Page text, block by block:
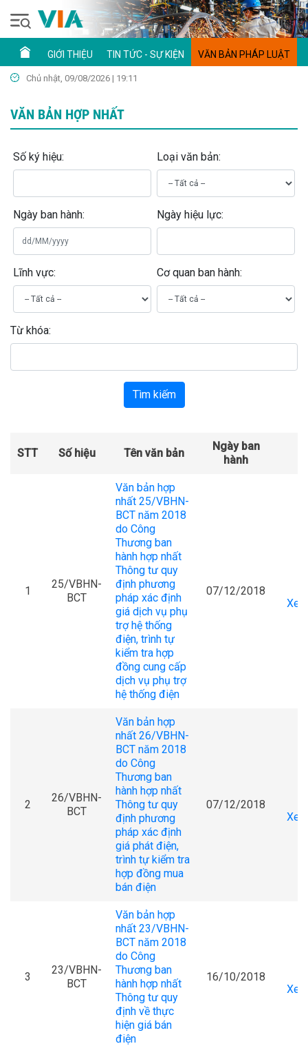
GIỚI THIỆU TIN TỨC - SỰ KIỆN VĂN BẢN PHÁP LUẬT
Chủ nhật, 09/08/2026 | 19:11
VĂN BẢN HỢP NHẤT
Số ký hiệu: Loại văn bản:
Ngày ban hành: Ngày hiệu lực:
Lĩnh vực: Cơ quan ban hành:
Từ khóa:
Tìm kiếm
STT Số hiệu Tên văn bản
Ngày ban
hành
1
25/VBHN-
BCT
Văn bản hợp
nhất 25/VBHN-
BCT năm 2018
do Công
Thương ban
hành hợp nhất
Thông tư quy
định phương
pháp xác định
giá dịch vụ phụ
trợ hệ thống
điện, trình tự
kiểm tra hợp
đồng cung cấp
dịch vụ phụ trợ
hệ thống điện
07/12/2018
2
26/VBHN-
BCT
Văn bản hợp
nhất 26/VBHN-
BCT năm 2018
do Công
Thương ban
hành hợp nhất
Thông tư quy
định phương
pháp xác định
giá phát điện,
trình tự kiểm tra
hợp đồng mua
bán điện
07/12/2018
3
23/VBHN-
BCT
Văn bản hợp
nhất 23/VBHN-
BCT năm 2018
do Công
Thương ban
hành hợp nhất
Thông tư quy
định về thực
hiện giá bán
điện
16/10/2018